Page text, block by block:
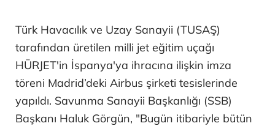
Türk Havacılık ve Uzay Sanayii (TUSAŞ)
tarafından üretilen milli jet eğitim uçağı
HÜRJET'in İspanya'ya ihracına ilişkin imza
töreni Madrid’deki Airbus şirketi tesislerinde
yapıldı. Savunma Sanayii Başkanlığı (SSB)
Başkanı Haluk Görgün, "Bugün itibariyle bütün